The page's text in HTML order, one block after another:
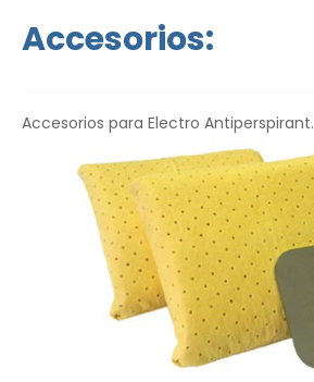
Accesorios:
Accesorios para Electro Antiperspirant.